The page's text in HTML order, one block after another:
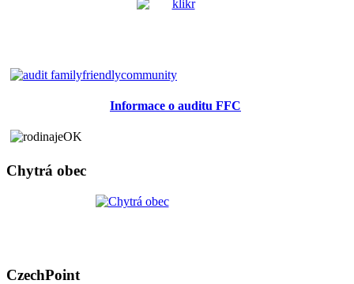
Informace o auditu FFC
Chytrá obec
CzechPoint